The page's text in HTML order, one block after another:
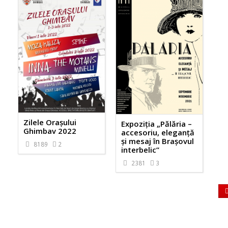
Zilele Orașului
Ghimbav 2022
8189 2
Expoziția „Pălăria –
accesoriu, eleganță
și mesaj în Brașovul
interbelic”
2381 3